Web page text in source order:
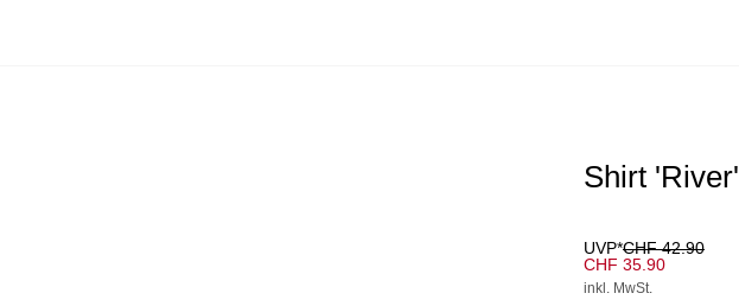
Shirt 'River'
UVP*CHF 42.90
CHF 35.90
inkl. MwSt.